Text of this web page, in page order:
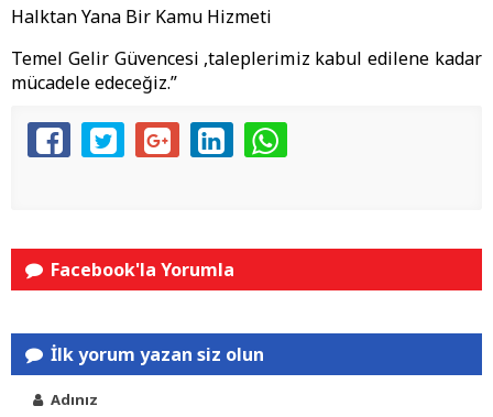
Halktan Yana Bir Kamu Hizmeti
Temel Gelir Güvencesi ,taleplerimiz kabul edilene kadar
mücadele edeceğiz.”
Facebook'la Yorumla
İlk yorum yazan siz olun
Adınız